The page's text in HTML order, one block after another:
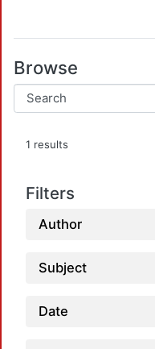
Browse
1 results
Filters
Author
Subject
Date